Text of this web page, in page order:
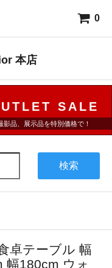
0
本店
SALE
影品、展示品を特別価格で！
検索
卓テーブル 幅
幅180cm ウォ